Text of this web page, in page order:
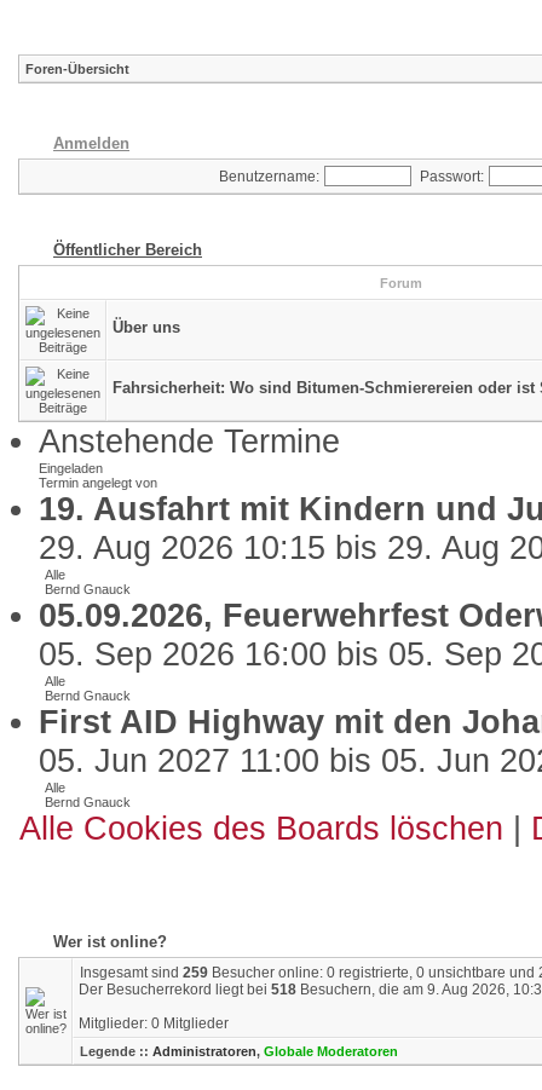
Foren-Übersicht
Anmelden
Benutzername: Passwort:
Öffentlicher Bereich
Forum
Über uns
Fahrsicherheit: Wo sind Bitumen-Schmierereien oder ist
Anstehende Termine
Eingeladen
Termin angelegt von
19. Ausfahrt mit Kindern und
29. Aug 2026 10:15 bis 29. Aug
Alle
Bernd Gnauck
05.09.2026, Feuerwehrfest
05. Sep 2026 16:00 bis 05. Sep
Alle
Bernd Gnauck
First AID Highway mit den
05. Jun 2027 11:00 bis 05. Jun
Alle
Bernd Gnauck
Alle Cookies des Boards löschen |
Wer ist online?
Insgesamt sind 259 Besucher online: 0 registrierte, 0 unsichtbare
Der Besucherrekord liegt bei 518 Besuchern, die am 9. Aug 2026,
Mitglieder: 0 Mitglieder
Legende :: Administratoren, Globale Moderatoren